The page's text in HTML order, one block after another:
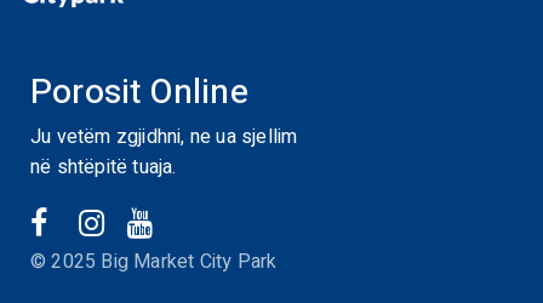
Porosit Online
Ju vetëm zgjidhni, ne ua sjellim
në shtëpitë tuaja.
© 2025 Big Market City Park